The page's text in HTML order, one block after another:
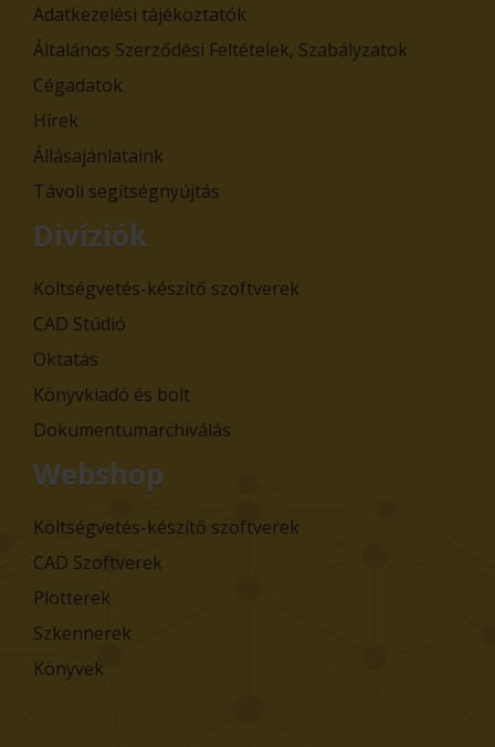
Adatkezelési tájékoztatók
Általános Szerződési Feltételek, Szabályzatok
Cégadatok
Hírek
Állásajánlataink
Távoli segítségnyújtás
Divíziók
Költségvetés-készítő szoftverek
CAD Stúdió
Oktatás
Könyvkiadó és bolt
Dokumentumarchiválás
Webshop
Költségvetés-készítő szoftverek
CAD Szoftverek
Plotterek
Szkennerek
Könyvek